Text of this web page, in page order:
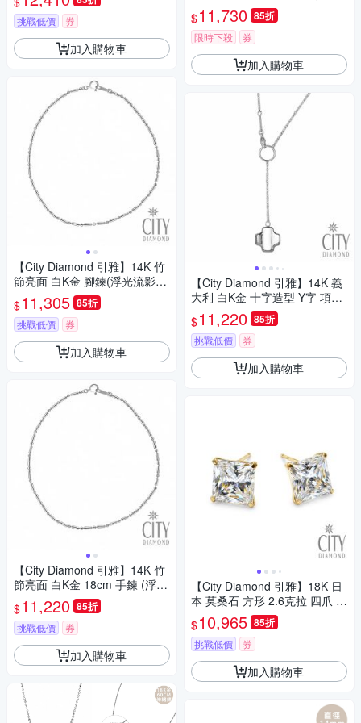
挑戰低價 券
加入購物車
【City Diamond 引雅】14K 竹
節亮面 白K金 腳鍊(浮光流影系
列)
$11,305 85折
挑戰低價 券
加入購物車
【City Diamond 引雅】14K 竹
節亮面 白K金 18cm 手鍊 (浮光
流影系列)
$11,220 85折
挑戰低價 券
加入購物車
(浮光流影系列)
$11,730 85折
限時下殺 券
加入購物車
【City Diamond 引雅】14K 義
大利 白K金 十字造型 Y字 項鍊
(浮光流影系列)
$11,220 85折
挑戰低價 券
加入購物車
【City Diamond 引雅】18K 日
本 莫桑石 方形 2.6克拉 四爪 耳
環(東京Yuki系列)
$10,965 85折
挑戰低價 券
加入購物車